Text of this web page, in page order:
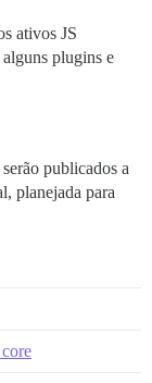
ativos JS
plugins e
publicados a
planejada para